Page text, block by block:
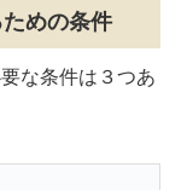
ための条件
な条件は３つあ